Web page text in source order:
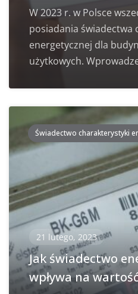
W 2023 r. w Polsce
posiadania świadectwa
energetycznej dla
użytkowych.
Świadectwo charakterystyki
21 lutego, 2023
Jak świadectwo
wpływa na